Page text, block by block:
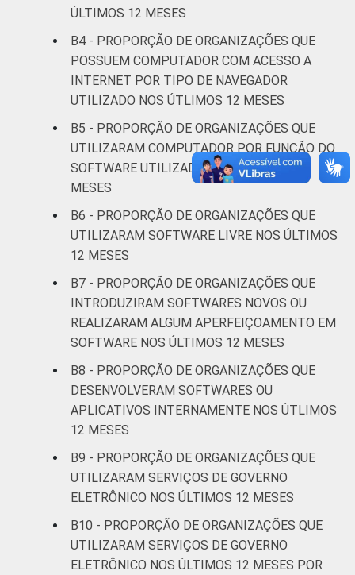
social
Outros 14 84
* Base: 1966 organizações sem fins
lucrativos que declararam possuir
computador. Dados coletados entre outubro
de 2013 e abril de 2014.
Fonte: NIC.br - out 2013 / abr 2014
ÚLTIMOS 12 MESES
B4 - PROPORÇÃO DE ORGANIZAÇÕES QUE
POSSUEM COMPUTADOR COM ACESSO A
INTERNET POR TIPO DE NAVEGADOR
UTILIZADO NOS ÚTLIMOS 12 MESES
B5 - PROPORÇÃO DE ORGANIZAÇÕES QUE
UTILIZARAM COMPUTADOR POR FUNÇÃO DO
SOFTWARE UTILIZADO NOS ÚLTIMOS 12
MESES
B6 - PROPORÇÃO DE ORGANIZAÇÕES QUE
UTILIZARAM SOFTWARE LIVRE NOS ÚLTIMOS
12 MESES
B7 - PROPORÇÃO DE ORGANIZAÇÕES QUE
INTRODUZIRAM SOFTWARES NOVOS OU
REALIZARAM ALGUM APERFEIÇOAMENTO EM
SOFTWARE NOS ÚLTIMOS 12 MESES
B8 - PROPORÇÃO DE ORGANIZAÇÕES QUE
DESENVOLVERAM SOFTWARES OU
APLICATIVOS INTERNAMENTE NOS ÚTLIMOS
12 MESES
B9 - PROPORÇÃO DE ORGANIZAÇÕES QUE
UTILIZARAM SERVIÇOS DE GOVERNO
ELETRÔNICO NOS ÚLTIMOS 12 MESES
B10 - PROPORÇÃO DE ORGANIZAÇÕES QUE
UTILIZARAM SERVIÇOS DE GOVERNO
ELETRÔNICO NOS ÚLTIMOS 12 MESES POR